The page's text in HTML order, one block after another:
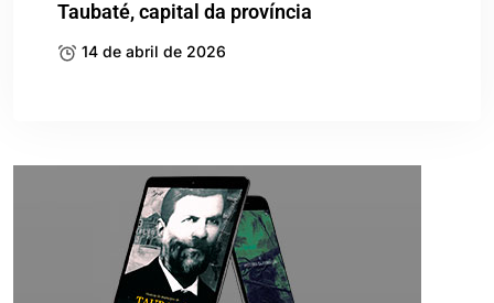
Taubaté, capital da província
14 de abril de 2026